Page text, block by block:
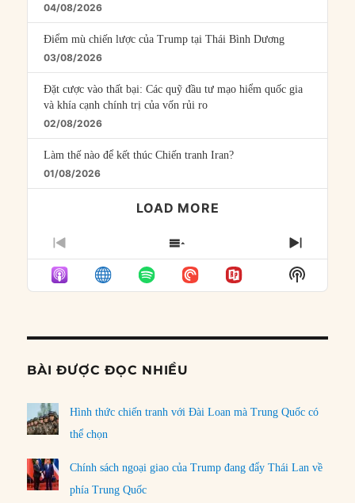
04/08/2026
Điểm mù chiến lược của Trump tại Thái Bình Dương
03/08/2026
Đặt cược vào thất bại: Các quỹ đầu tư mạo hiểm quốc gia
và khía cạnh chính trị của vốn rủi ro
02/08/2026
Làm thế nào để kết thúc Chiến tranh Iran?
01/08/2026
LOAD MORE
PREVIOUS
EPISODE
SHOW
EPISODES
LIST
NEXT
Show
Podcast
BÀI ĐƯỢC ĐỌC NHIỀU
Hình thức chiến tranh với Đài Loan mà Trung Quốc có
thể chọn
Chính sách ngoại giao của Trump đang đẩy Thái Lan về
phía Trung Quốc